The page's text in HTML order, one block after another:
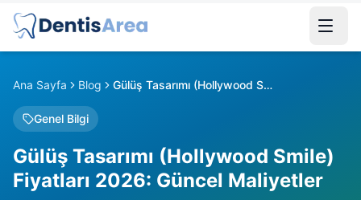
Ana Sayfa Blog Gülüş Tasarımı (Hollywood Smile) Fiyatları 2026: Güncel Maliyetler
Genel Bilgi
Gülüş Tasarımı (Hollywood Smile)
Fiyatları 2026: Güncel Maliyetler